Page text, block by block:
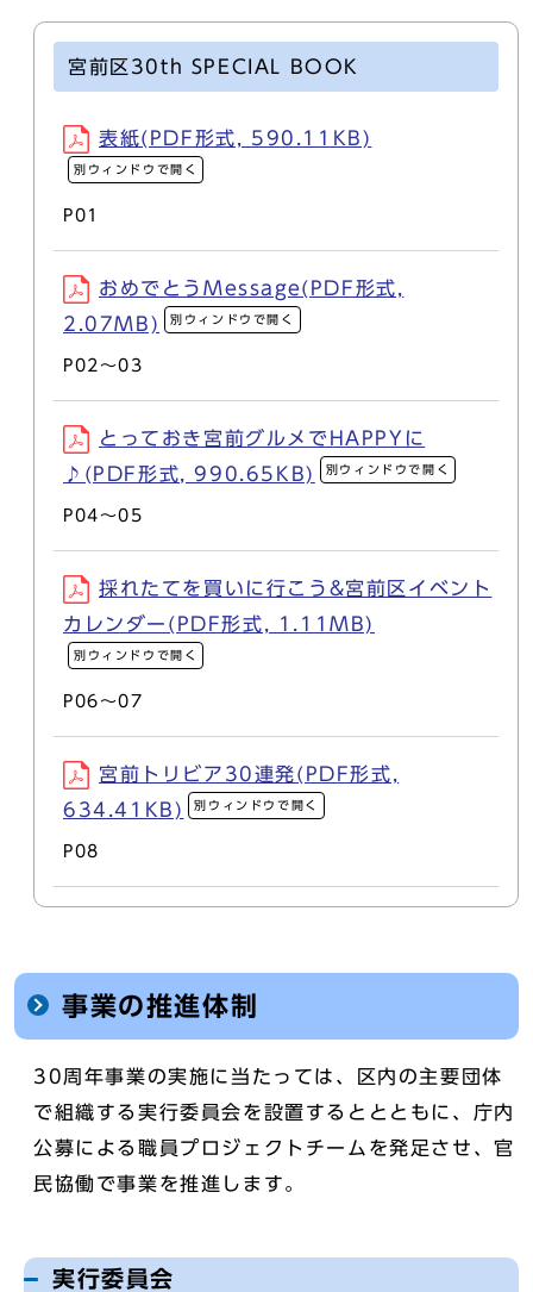
宮前区30th SPECIAL BOOK
表紙(PDF形式, 590.11KB)
別ウィンドウで開く
P01
おめでとうMessage(PDF形式,
2.07MB)
別ウィンドウで開く
P02～03
とっておき宮前グルメでHAPPYに
♪(PDF形式, 990.65KB)
別ウィンドウで開く
P04～05
採れたてを買いに行こう&宮前区イベント
カレンダー(PDF形式, 1.11MB)
別ウィンドウで開く
P06～07
宮前トリビア30連発(PDF形式,
634.41KB)
別ウィンドウで開く
P08
事業の推進体制
30周年事業の実施に当たっては、区内の主要団体
で組織する実行委員会を設置するととともに、庁内
公募による職員プロジェクトチームを発足させ、官
民協働で事業を推進します。
実行委員会